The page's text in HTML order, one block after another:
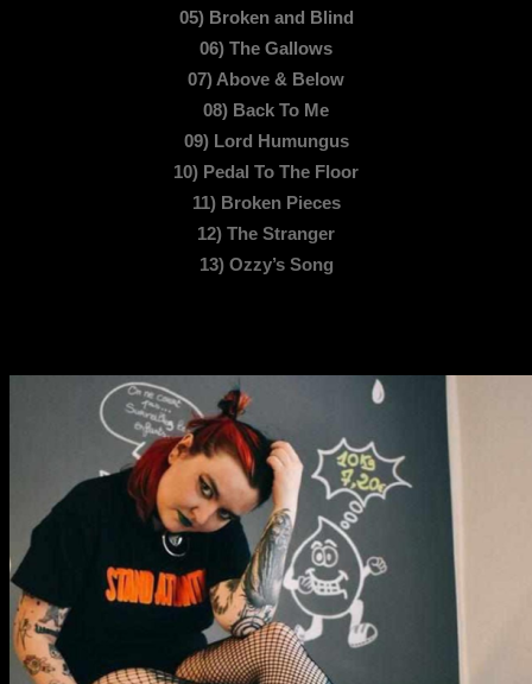
05) Broken and Blind
06) The Gallows
07) Above & Below
08) Back To Me
09) Lord Humungus
10) Pedal To The Floor
11) Broken Pieces
12) The Stranger
13) Ozzy’s Song